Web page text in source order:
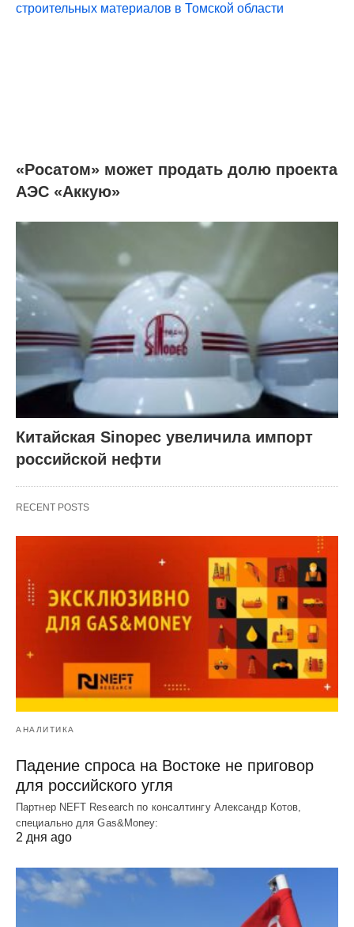
«Росатом» может продать долю проекта
АЭС «Аккую»
Китайская Sinopec увеличила импорт
российской нефти
RECENT POSTS
АНАЛИТИКА
Падение спроса на Востоке не приговор
для российского угля
Партнер NEFT Research по консалтингу Александр Котов,
специально для Gas&Money:
2 дня ago